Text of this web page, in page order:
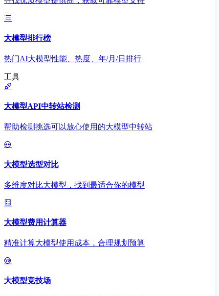
大模型排行榜
热门AI大模型性能、热度、年/月/日排行
工具
大模型API中转站检测
帮助检测挑选可以放心使用的大模型中转站
大模型选型对比
多维度对比大模型，找到最适合你的模型
大模型费用计算器
精准计算大模型使用成本，合理规划预算
大模型竞技场